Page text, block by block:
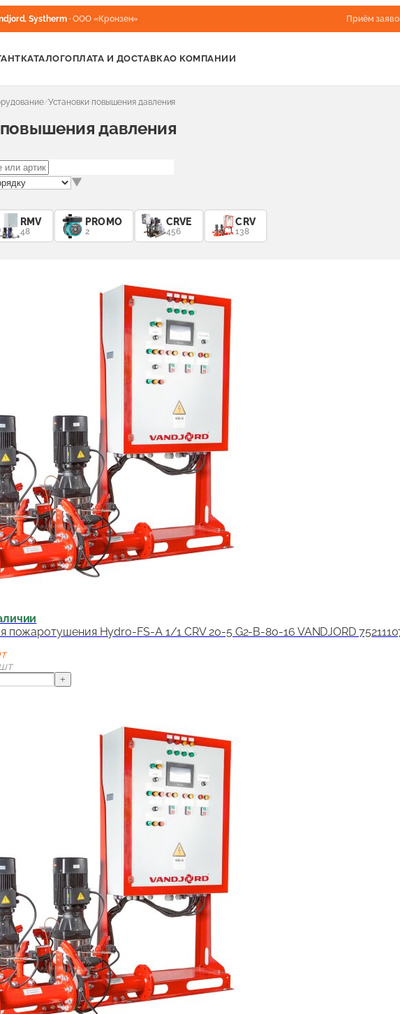
Systherm · ООО «Кронзен» Приём
КАТАЛОГОПЛАТА И ДОСТАВКАО КОМПАНИИ
/Установки повышения давления
давления
▼
RMV
48
PROMO
2
CRVE
456
CRV
138
пожаротушения Hydro-FS-A 1/1 CRV 20-5 G2-B-80-16 VANDJORD
+